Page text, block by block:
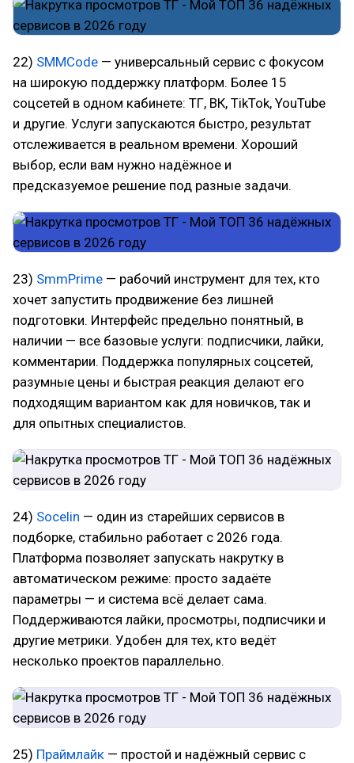
22) SMMCode — универсальный сервис с фокусом
на широкую поддержку платформ. Более 15
соцсетей в одном кабинете: ТГ, ВК, TikTok, YouTube
и другие. Услуги запускаются быстро, результат
отслеживается в реальном времени. Хороший
выбор, если вам нужно надёжное и
предсказуемое решение под разные задачи.
23) SmmPrime — рабочий инструмент для тех, кто
хочет запустить продвижение без лишней
подготовки. Интерфейс предельно понятный, в
наличии — все базовые услуги: подписчики, лайки,
комментарии. Поддержка популярных соцсетей,
разумные цены и быстрая реакция делают его
подходящим вариантом как для новичков, так и
для опытных специалистов.
24) Socelin — один из старейших сервисов в
подборке, стабильно работает с 2026 года.
Платформа позволяет запускать накрутку в
автоматическом режиме: просто задаёте
параметры — и система всё делает сама.
Поддерживаются лайки, просмотры, подписчики и
другие метрики. Удобен для тех, кто ведёт
несколько проектов параллельно.
25) Праймлайк — простой и надёжный сервис с